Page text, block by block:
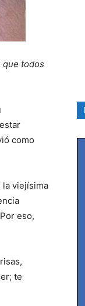
que todos
como
la viejísima
eso,
te